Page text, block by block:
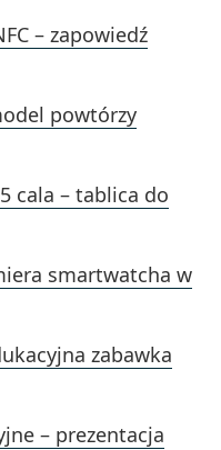
– zapowiedź
powtórzy
cala – tablica do
smartwatcha w
zabawka
– prezentacja